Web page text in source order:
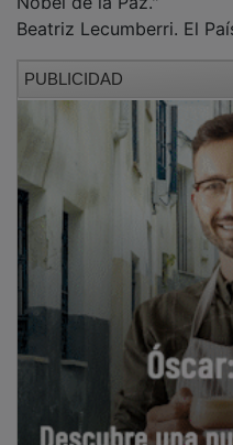
Beatriz Lecumberri. El País.